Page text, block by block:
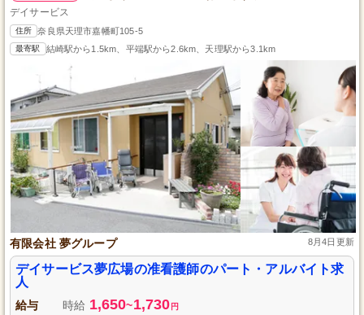
デイサービス
住所 奈良県天理市嘉幡町105-5
最寄駅 結崎駅から1.5km、平端駅から2.6km、天理駅から3.1km
有限会社 夢グループ 8月4日更新
デイサービス夢広場の准看護師のパート・アルバイト求
人
給与 時給 1,650~1,730 円